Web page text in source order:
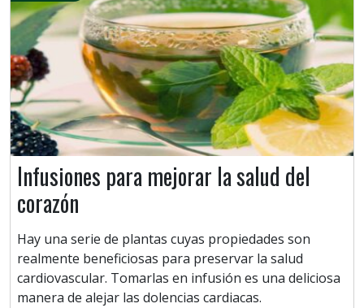
Infusiones para mejorar la salud del
corazón
Hay una serie de plantas cuyas propiedades son
realmente beneficiosas para preservar la salud
cardiovascular. Tomarlas en infusión es una deliciosa
manera de alejar las dolencias cardiacas.